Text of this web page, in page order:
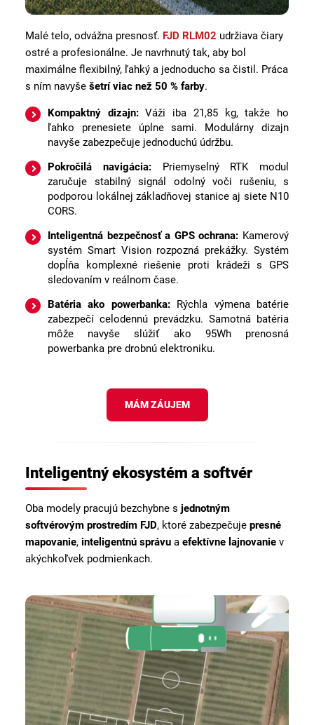
Malé telo, odvážna presnosť. FJD RLM02 udržiava čiary
ostré a profesionálne. Je navrhnutý tak, aby bol
maximálne flexibilný, ľahký a jednoducho sa čistil. Práca
s ním navyše šetrí viac než 50 % farby.
Kompaktný dizajn:Váži iba 21,85 kg, takže ho
ľahko prenesiete úplne sami. Modulárny dizajn
navyše zabezpečuje jednoduchú údržbu.
Pokročilá navigácia:Priemyselný RTK modul
zaručuje stabilný signál odolný voči rušeniu, s
podporou lokálnej základňovej stanice aj siete N10
CORS.
Inteligentná bezpečnosť a GPS ochrana: Kamerový
systém Smart Vision rozpozná prekážky. Systém
dopĺňa komplexné riešenie proti krádeži s GPS
sledovaním v reálnom čase.
Batéria ako powerbanka:Rýchla výmena batérie
zabezpečí celodennú prevádzku. Samotná batéria
môže navyše slúžiť ako 95Wh prenosná
powerbanka pre drobnú elektroniku.
MÁM ZÁUJEM
Inteligentný ekosystém a softvér
Oba modely pracujú bezchybne s jednotným
softvérovým prostredím FJD, ktoré zabezpečuje presné
mapovanie, inteligentnú správu a efektívne lajnovanie v
akýchkoľvek podmienkach.